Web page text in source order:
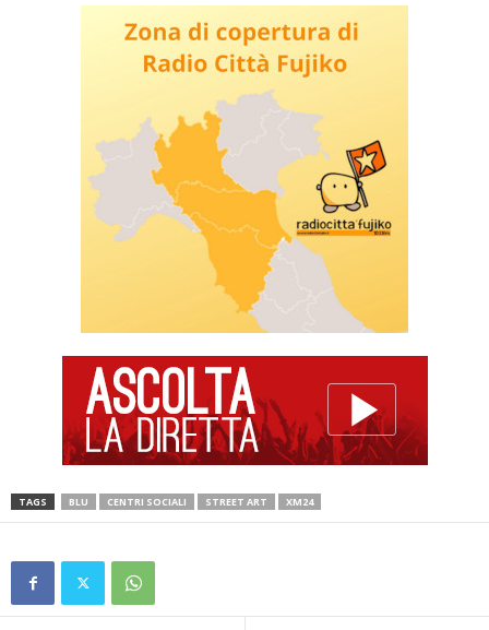
TAGS BLU CENTRI SOCIALI STREET ART XM24